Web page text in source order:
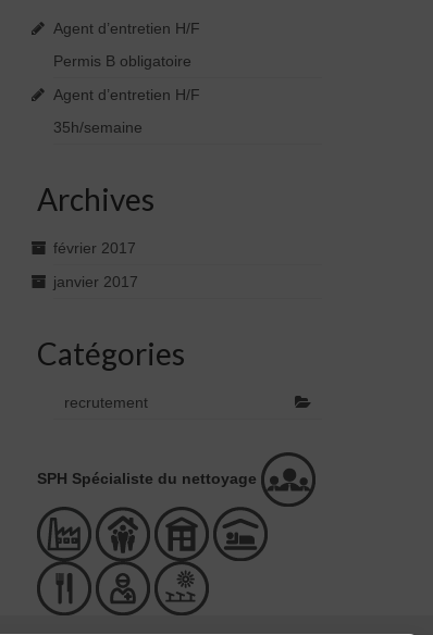
Agent d’entretien H/F
Permis B obligatoire
Agent d’entretien H/F
35h/semaine
Archives
février 2017
janvier 2017
Catégories
recrutement
SPH Spécialiste du nettoyage